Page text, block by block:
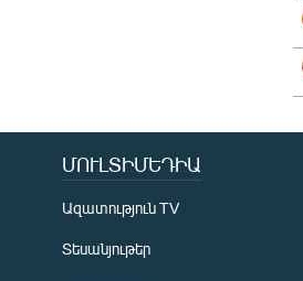
ՄՈՒԼՏԻՄԵԴԻԱ
Ազատություն TV
Տեսանյութեր